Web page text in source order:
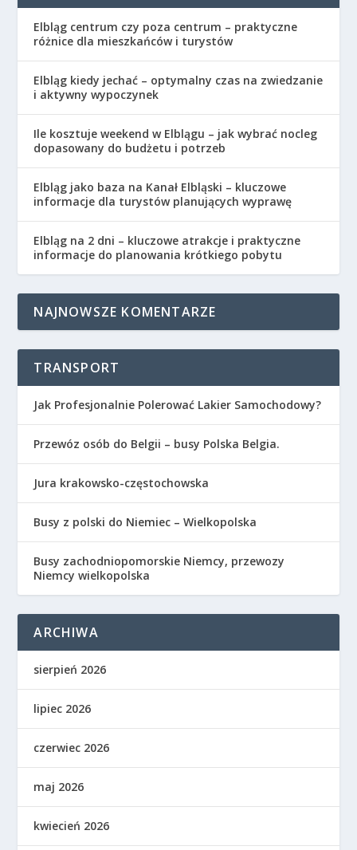
Elbląg centrum czy poza centrum – praktyczne
różnice dla mieszkańców i turystów
Elbląg kiedy jechać – optymalny czas na zwiedzanie
i aktywny wypoczynek
Ile kosztuje weekend w Elblągu – jak wybrać nocleg
dopasowany do budżetu i potrzeb
Elbląg jako baza na Kanał Elbląski – kluczowe
informacje dla turystów planujących wyprawę
Elbląg na 2 dni – kluczowe atrakcje i praktyczne
informacje do planowania krótkiego pobytu
NAJNOWSZE KOMENTARZE
TRANSPORT
Jak Profesjonalnie Polerować Lakier Samochodowy?
Przewóz osób do Belgii – busy Polska Belgia.
Jura krakowsko-częstochowska
Busy z polski do Niemiec – Wielkopolska
Busy zachodniopomorskie Niemcy, przewozy
Niemcy wielkopolska
ARCHIWA
sierpień 2026
lipiec 2026
czerwiec 2026
maj 2026
kwiecień 2026